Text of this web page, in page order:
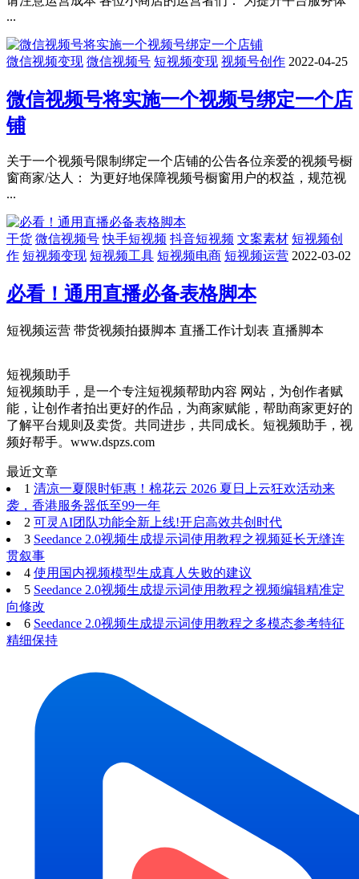
...
微信视频变现 微信视频号 短视频变现 视频号创作 2022-04-25
微信视频号将实施一个视频号绑定一个店
铺
关于一个视频号限制绑定一个店铺的公告各位亲爱的视频号橱
窗商家/达人： 为更好地保障视频号橱窗用户的权益，规范视
...
干货 微信视频号 快手短视频 抖音短视频 文案素材 短视频创
作 短视频变现 短视频工具 短视频电商 短视频运营 2022-03-02
必看！通用直播必备表格脚本
短视频运营 带货视频拍摄脚本 直播工作计划表 直播脚本
短视频助手
短视频助手，是一个专注短视频帮助内容 网站，为创作者赋
能，让创作者拍出更好的作品，为商家赋能，帮助商家更好的
了解平台规则及卖货。共同进步，共同成长。短视频助手，视
频好帮手。www.dspzs.com
最近文章
1 清凉一夏限时钜惠！棉花云 2026 夏日上云狂欢活动来
袭，香港服务器低至99一年
2 可灵AI团队功能全新上线!开启高效共创时代
3 Seedance 2.0视频生成提示词使用教程之视频延长无缝连
贯叙事
4 使用国内视频模型生成真人失败的建议
5 Seedance 2.0视频生成提示词使用教程之视频编辑精准定
向修改
6 Seedance 2.0视频生成提示词使用教程之多模态参考特征
精细保持